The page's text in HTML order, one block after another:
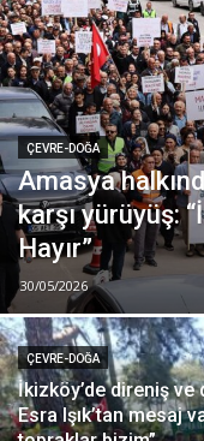
ÇEVRE-DOĞA
Amasya
karşı yürüyüş:
Hayır”
30/05/2026
ÇEVRE-DOĞA
İkizköy’de direniş ve
Esra Işık’tan mesaj